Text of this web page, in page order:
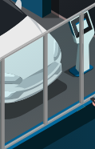
$73.58
$72.18
$70.77
$69.36